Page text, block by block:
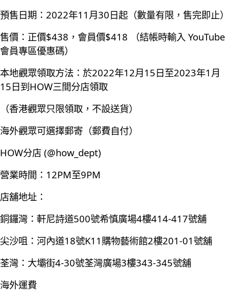
預售日期：2022年11月30日起（數量有限，售完即止）
售價：正價$438，會員價$418 （結帳時輸入 YouTube
會員專區優惠碼）
本地觀眾領取方法：於2022年12月15日至2023年1月
15日到HOW三間分店領取
（香港觀眾只限領取，不設送貨）
海外觀眾可選擇郵寄（郵費自付）
HOW分店 (@how_dept)
營業時間：12PM至9PM
店舖地址：
銅鑼灣：軒尼詩道500號希慎廣場4樓414-417號舖
尖沙咀：河內道18號K11購物藝術館2樓201-01號舖
荃灣：大壩街4-30號荃灣廣場3樓343-345號舖
海外運費